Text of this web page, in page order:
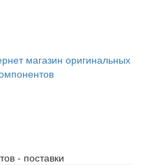
- поставки